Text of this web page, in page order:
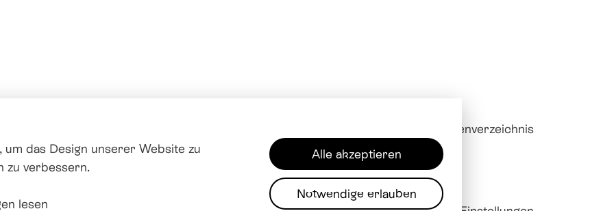
Mitarbeitendenverzeichnis
das Design unserer Website zu
zu verbessern.
lesen
Alle akzeptieren
Notwendige erlauben